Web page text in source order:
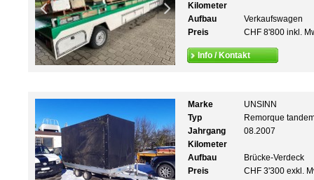
Kilometer
Aufbau
Verkaufswagen
Preis
CHF 8'800 inkl.
Info / Kontakt
Marke
UNSINN
Typ
Remorque
Jahrgang
08.2007
Kilometer
Aufbau
Brücke-Verdeck
Preis
CHF 3'300 exkl.